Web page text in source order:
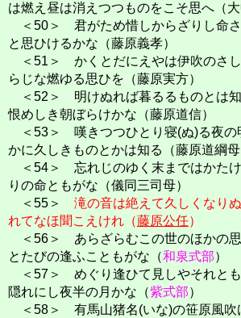
は燃え昼は消えつつものをこそ思へ（大
＜50＞ 君がため惜しからざりし命
と思ひけるかな（藤原義孝）
＜51＞ かくとだにえやは伊吹のさ
らじな燃ゆる思ひを（藤原実方）
＜52＞ 明けぬれば暮るるものとは
恨めしき朝ぼらけかな（藤原道信）
＜53＞ 嘆きつつひとり寝(ぬ)る夜の
かに久しきものとかは知る（藤原道綱母
＜54＞ 忘れじのゆく末まではかた
りの命ともがな（儀同三司母）
＜55＞ 滝の音は絶えて久しくなり
れてなほ聞こえけれ（藤原公任）
＜56＞ あらざらむこの世のほかの
とたびの逢ふこともがな（和泉式部）
＜57＞ めぐり逢ひて見しやそれと
隠れにし夜半の月かな（紫式部）
＜58＞ 有馬山猪名(いな)の笹原風吹